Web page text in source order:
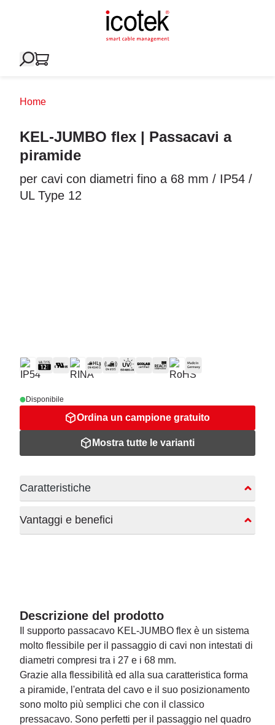
Home
KEL-JUMBO flex | Passacavi a
piramide
per cavi con diametri fino a 68 mm / IP54 /
UL Type 12
Disponibile
Ordina un campione gratuito
Mostra tutte le varianti
Caratteristiche
Vantaggi e benefici
Descrizione del prodotto
Il supporto passacavo KEL-JUMBO flex è un sistema
molto flessibile per il passaggio di cavi non intestati di
diametri compresi tra i 27 e i 68 mm.
Grazie alla flessibilità ed alla sua caratteristica forma
a piramide, l'entrata del cavo e il suo posizionamento
sono molto più semplici che con il classico
pressacavo. Sono perfetti per il passaggio nel quadro